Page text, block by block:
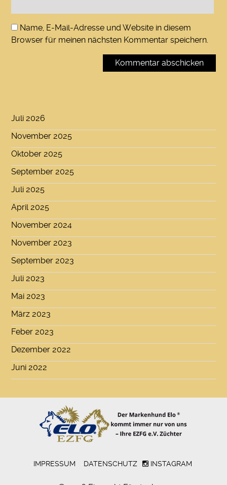
Name, E-Mail-Adresse und Website in diesem
Browser für meinen nächsten Kommentar speichern.
Juli 2026
November 2025
Oktober 2025
September 2025
Juli 2025
April 2025
November 2024
November 2023
September 2023
Juli 2023
Mai 2023
März 2023
Feber 2023
Dezember 2022
Juni 2022
IMPRESSUM DATENSCHUTZ INSTAGRAM